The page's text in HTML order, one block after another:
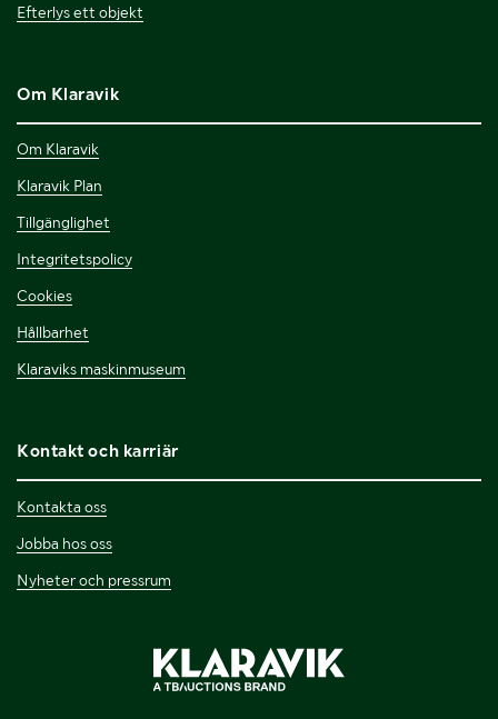
Efterlys ett objekt
Om Klaravik
Om Klaravik
Klaravik Plan
Tillgänglighet
Integritetspolicy
Cookies
Hållbarhet
Klaraviks maskinmuseum
Kontakt och karriär
Kontakta oss
Jobba hos oss
Nyheter och pressrum